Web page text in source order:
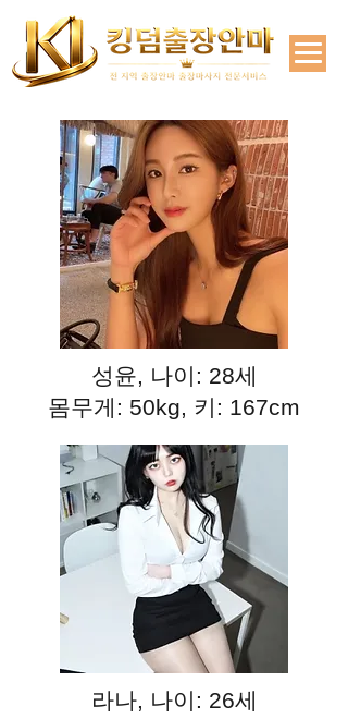
성윤, 나이: 28세
몸무게: 50kg, 키: 167cm
라나, 나이: 26세